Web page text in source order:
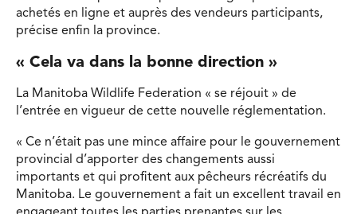
achetés en ligne et auprès des vendeurs participants,
précise enfin la province.
« Cela va dans la bonne direction »
La Manitoba Wildlife Federation « se réjouit » de
l’entrée en vigueur de cette nouvelle réglementation.
« Ce n’était pas une mince affaire pour le gouvernement
provincial d’apporter des changements aussi
importants et qui profitent aux pêcheurs récréatifs du
Manitoba. Le gouvernement a fait un excellent travail en